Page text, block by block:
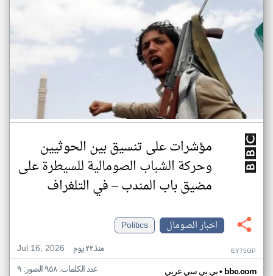
مؤشرات على تنسيق بين الحوثيين
وحركة الشباب الصومالية للسيطرة على
مضيق باب المندب – في التلغراف
اخبار الصومال
Politics
Jul 16, 2026
منذ ٢٢ يوم EY75GP
بي بي سي عربي• bbc.com عدد الكلمات: ٩٥٨ الصور: ٩